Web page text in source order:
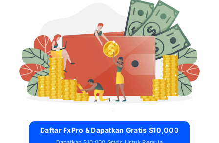
Daftar FxPro & Dapatkan Gratis $10,000